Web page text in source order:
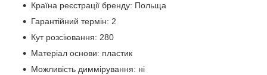
Країна реєстрації бренду: Польща
Гарантійний термін: 2
Кут розсіювання: 280
Матеріал основи: пластик
Можливість диммірування: ні